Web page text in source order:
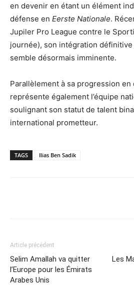
en devenir en étant un élément
défense en Eerste Nationale.
Jupiler Pro League contre le
journée), son intégration définitive
semble désormais imminente.
Parallèlement à sa progression en
représente également l’équipe
soulignant son statut de talent
international prometteur.
TAGS Ilias Ben Sadik
Article précédent
Selim Amallah va quitter
l’Europe pour les Émirats
Arabes Unis
Les